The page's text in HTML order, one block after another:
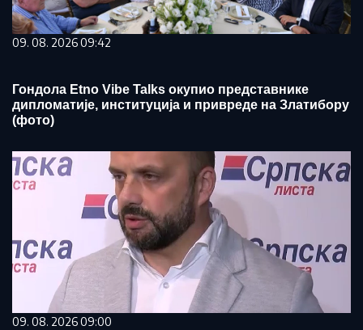
09. 08. 2026 09:42
Гондола Etno Vibe Talks окупио представнике
дипломатије, институција и привреде на Златибору
(фото)
09. 08. 2026 09:00